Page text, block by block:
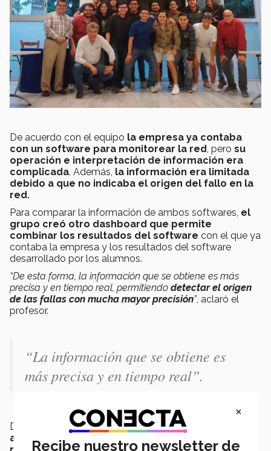
De acuerdo con el equipo la empresa ya contaba
con un software para monitorear la red, pero su
operación e interpretación de información era
complicada. Además, la información era limitada
debido a que no indicaba el origen del fallo en la
red.
Para comparar la información de ambos softwares, el
grupo creó otro dashboard que permite
combinar los resultados del software con el que ya
contaba la empresa y los resultados del software
desarrollado por los alumnos.
“De esta forma, la información que se obtiene es más
precisa y en tiempo real, permitiendo detectar el origen
de las fallas con mucha mayor precisión”, aclaró el
profesor.
“La información que se obtiene es
más precisa y en tiempo real”.
De igual manera, los futuros graduadosintegraron
alertas automáticas
para reportar fallas
×
Recibe nuestro newsletter de